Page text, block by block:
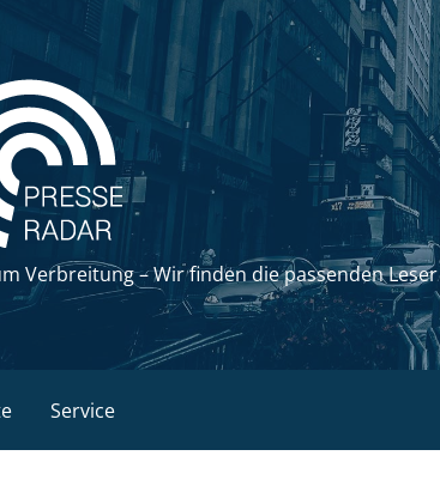
Verbreitung – Wir finden die passenden Leser
Service